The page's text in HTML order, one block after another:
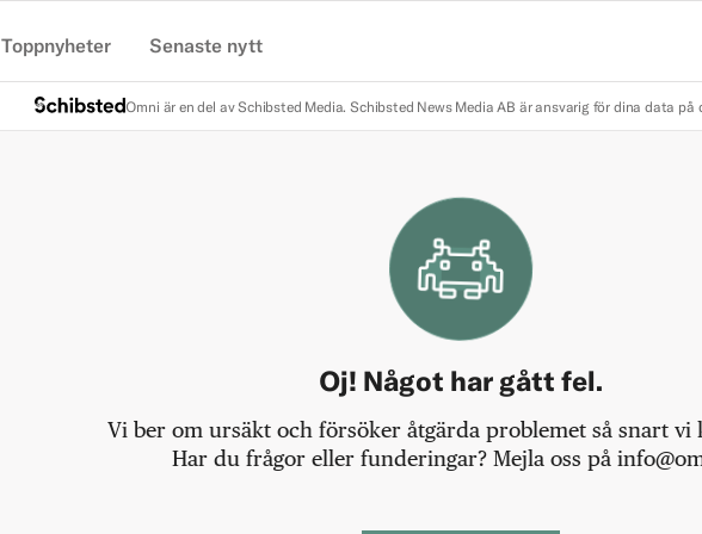
Toppnyheter Senaste nytt
Omni är en del av Schibsted Media. Schibsted News Media AB är ansvarig för dina data på
Oj! Något har gått fel.
Vi ber om ursäkt och försöker åtgärda problemet så snart vi
Har du frågor eller funderingar? Mejla oss på